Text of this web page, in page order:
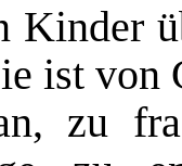
Kinder
ist von
zu